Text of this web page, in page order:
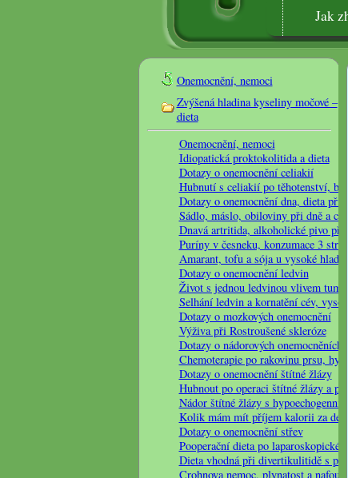
Jak
Onemocnění, nemoci
Zvýšená hladina kyseliny močové –
dieta
Onemocnění, nemoci
Idiopatická proktokolitida a dieta
Dotazy o onemocnění celiakií
Hubnutí s celiakií po těhotenství,
Dotazy o onemocnění dna, dieta při
Sádlo, máslo, obiloviny při dně a
Dnavá artritida, alkoholické pivo při
Puríny v česneku, konzumace 3
Amarant, tofu a sója u vysoké
Dotazy o onemocnění ledvin
Život s jednou ledvinou vlivem tumoru
Selhání ledvin a kornatění cév,
Dotazy o mozkových onemocnění
Výživa při Rostroušené skleróze
Dotazy o nádorových onemocněních
Chemoterapie po rakovinu prsu,
Dotazy o onemocnění štítné žlázy
Hubnout po operaci štítné žlázy a
Nádor štítné žlázy s hypoechogenním
Kolik mám mít příjem kalorii za den
Dotazy o onemocnění střev
Pooperační dieta po laparoskopické
Dieta vhodná při divertikulitidě s
Crohnova nemoc, plynatost a